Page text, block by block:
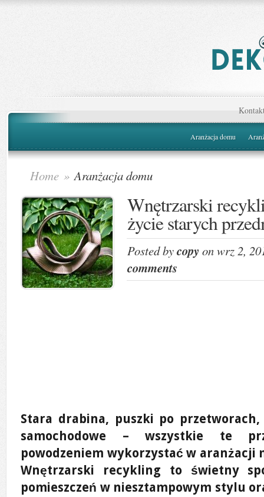
Aranżacja domu
Home » Aranżacja domu
Wnętrzarski
życie starych
Posted bycopy on wrz 2,
comments
Stara drabina, puszki po
samochodowe – wszystkie te
powodzeniem wykorzystać w aranżacji
Wnętrzarski recykling to świetny
pomieszczeń w niesztampowym stylu